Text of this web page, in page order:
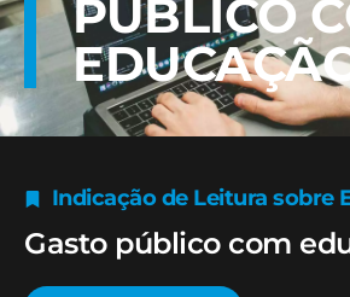
PÚBLICO
Indicação de Leitura sobre
Gasto público com